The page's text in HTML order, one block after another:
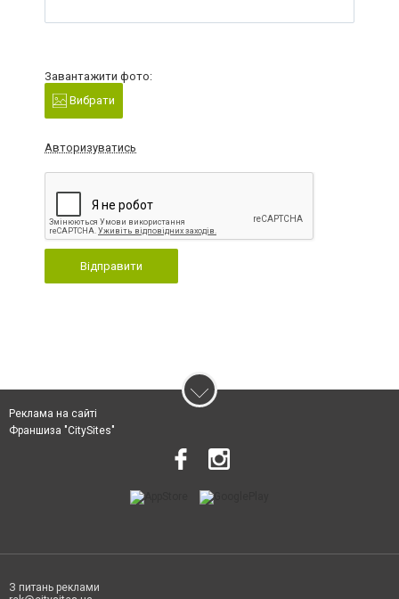
Завантажити фото:
Вибрати
Авторизуватись
Відправити
Реклама на сайті
Франшиза "CitySites"
З питань реклами